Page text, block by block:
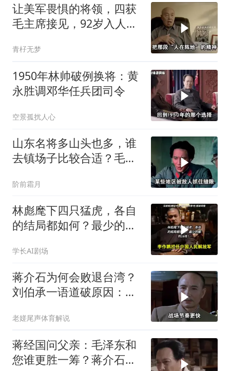
让美军畏惧的将领，四获
毛主席接见，92岁入人民
青杍无梦
1950年林帅破例换将：黄
永胜调邓华任兵团司令
空景孤扰人心
山东名将多山头也多，谁
去镇场子比较合适？毛主
阶前霜月
林彪麾下四只猛虎，各自
的结局都如何？最少的都
学长AI剧场
蒋介石为何会败退台湾？
刘伯承一语道破原因：在
老嫅尾声体育解说
蒋经国问父亲：毛泽东和
您谁更胜一筹？蒋介石给